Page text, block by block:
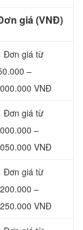
giá (VNĐ)
Đơn giá từ
–
VNĐ
Đơn giá từ
–
VNĐ
Đơn giá từ
–
VNĐ